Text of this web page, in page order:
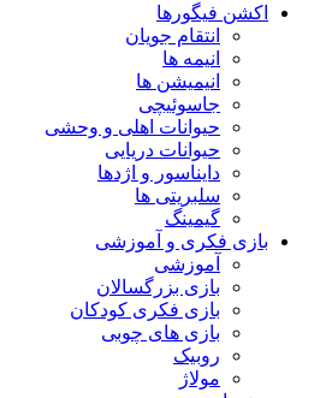
اکشن فیگورها
انتقام جویان
انیمه ها
انیمیشن ها
جاسوئیچی
حیوانات اهلی و وحشی
حیوانات دریایی
دایناسور و اژدها
سلبریتی ها
گیمینگ
بازی فکری و آموزشی
آموزشی
بازی بزرگسالان
بازی فکری کودکان
بازی های چوبی
روبیک
مولاژ